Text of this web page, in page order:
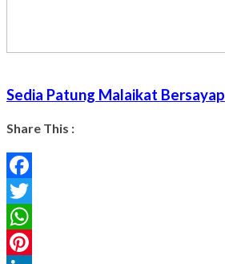
Sedia Patung Malaikat Bersayap
Share This :
Facebook
Twitter
WhatsApp